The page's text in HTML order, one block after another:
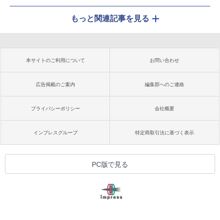
もっと関連記事を見る
本サイトのご利用について お問い合わせ
広告掲載のご案内 編集部へのご連絡
プライバシーポリシー 会社概要
インプレスグループ 特定商取引法に基づく表示
PC版で見る